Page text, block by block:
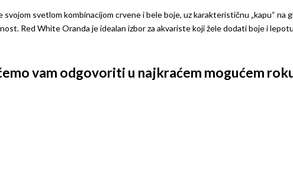
svetlom kombinacijom crvene i bele boje, uz karakterističnu „kapu“ na
Red White Oranda je idealan izbor za akvariste koji žele dodati boje i
vam odgovoriti u najkraćem mogućem